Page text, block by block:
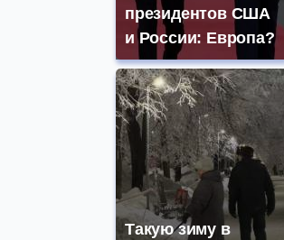
президентов США
и России: Европа?
Такую зиму в